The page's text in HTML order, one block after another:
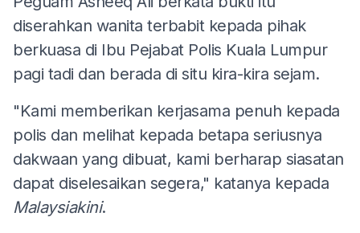
diserahkan wanita terbabit kepada pihak
berkuasa di Ibu Pejabat Polis Kuala Lumpur
pagi tadi dan berada di situ kira-kira sejam.
"Kami memberikan kerjasama penuh kepada
polis dan melihat kepada betapa seriusnya
dakwaan yang dibuat, kami berharap siasatan
dapat diselesaikan segera," katanya kepada
Malaysiakini.